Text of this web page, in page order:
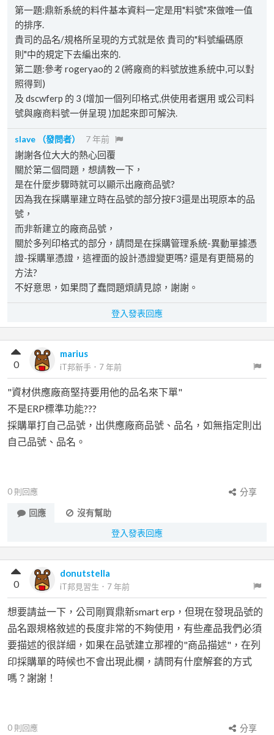
第一題:鼎新系統的料件基本資料一定是用"料號"來做唯一值
的排序.
貴司的品名/規格所呈現的方式就是依 貴司的"料號編碼原
則"中的規定下去編出來的.
第二題:參考 rogeryao的 2 (將廠商的料號放進系統中,可以對
照得到)
及 dscwferp 的 3 (增加一個列印格式,供使用者選用 或公司料
號與廠商料號一併呈現 )加起來即可解決.
slave （發問者） 7 年前
謝謝各位大大的熱心回覆
關於第二個問題，想請教一下，
是在什麼步驟時就可以顯示出廠商品號?
因為我在採購單建立時在品號的部分按F3還是出現原本的品
號，
而非新建立的廠商品號，
關於多列印格式的部分，請問是在採購管理系統-異動單據憑
證-採購單憑證，這裡面的設計憑證變更嗎? 還是有更簡易的
方法?
不好意思，如果問了蠢問題煩請見諒，謝謝。
登入發表回應
marius
iT邦新手 ． 7 年前
0
"資材供應廠商堅持要用他的品名來下單"
不是ERP標準功能???
採購單打自己品號，出供應廠商品號、品名，如無指定則出
自己品號、品名。
0 則回應
分享
回應
沒有幫助
登入發表回應
donutstella
iT邦見習生 ． 7 年前
0
想要請益一下，公司剛買鼎新smart erp，但現在發現品號的
品名跟規格敘述的長度非常的不夠使用，有些產品我們必須
要描述的很詳細，如果在品號建立那裡的"商品描述"，在列
印採購單的時候也不會出現此欄，請問有什麼解套的方式
嗎？謝謝！
0 則回應 分享